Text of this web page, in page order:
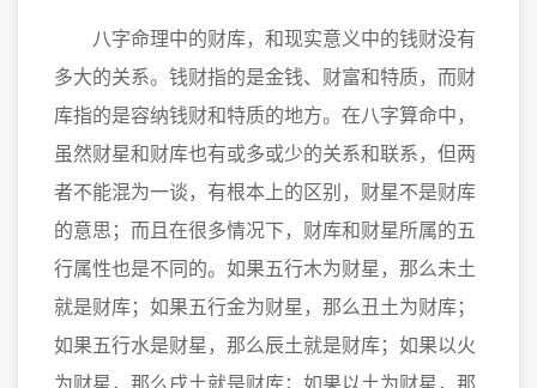
八字命理中的财库，和现实意义中的钱财没有
多大的关系。钱财指的是金钱、财富和特质，而财
库指的是容纳钱财和特质的地方。在八字算命中，
虽然财星和财库也有或多或少的关系和联系，但两
者不能混为一谈，有根本上的区别，财星不是财库
的意思；而且在很多情况下，财库和财星所属的五
行属性也是不同的。如果五行木为财星，那么未土
就是财库；如果五行金为财星，那么丑土为财库；
如果五行水是财星，那么辰土就是财库；如果以火